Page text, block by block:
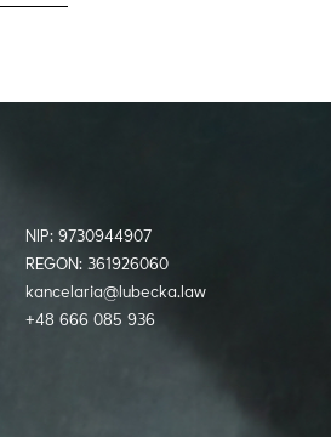
NIP: 9730944907
REGON: 361926060
kancelaria@lubecka.law
+48 666 085 936